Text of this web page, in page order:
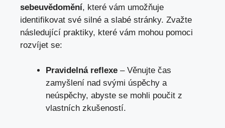
sebeuvědomění, které vám‍ umožňuje
identifikovat své silné a slabé stránky. Zvažte
následující praktiky,‍ které⁤ vám mohou ⁤pomoci
rozvíjet se:
Pravidelná⁣ reflexe – Věnujte čas
zamyšlení nad svými ⁤úspěchy ​a
neúspěchy, abyste se mohli poučit z
vlastních ‍zkušeností.